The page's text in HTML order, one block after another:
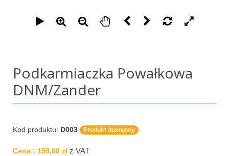
Podkarmiaczka Powałkowa
DNM/Zander
Kod produktu: D003 Produkt dostępny
Cena : 150,00 zł z VAT